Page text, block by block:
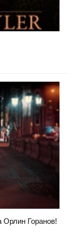
Орлин Горанов!